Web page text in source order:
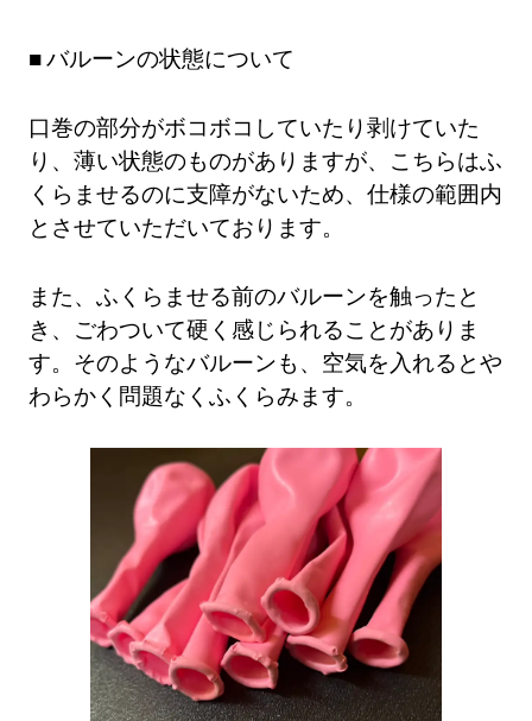
バルーンの状態について
口巻の部分がボコボコしていたり剥けていた
り、薄い状態のものがありますが、こちらはふ
くらませるのに支障がないため、仕様の範囲内
とさせていただいております。
また、ふくらませる前のバルーンを触ったと
き、ごわついて硬く感じられることがありま
す。そのようなバルーンも、空気を入れるとや
わらかく問題なくふくらみます。